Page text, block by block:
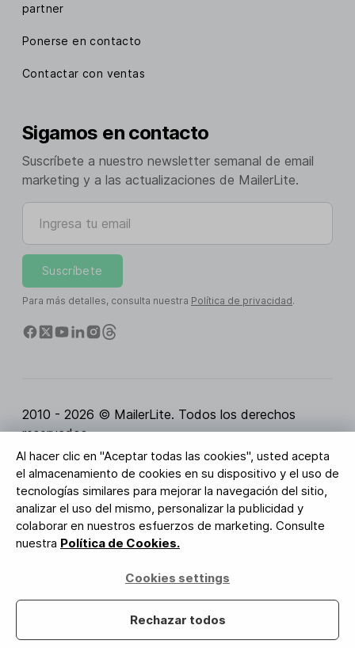
Al hacer clic en "Aceptar todas las cookies", usted acepta
el almacenamiento de cookies en su dispositivo y el uso de
tecnologías similares para mejorar la navegación del sitio,
analizar el uso del mismo, personalizar la publicidad y
colaborar en nuestros esfuerzos de marketing. Consulte
nuestra Política de Cookies.
Cookies settings
Rechazar todos
partner
Ponerse en contacto
Contactar con ventas
Sigamos en contacto
Suscríbete a nuestro newsletter semanal de email
marketing y a las actualizaciones de MailerLite.
Ingresa tu email
Suscríbete
Para más detalles, consulta nuestra Política de privacidad.
2010 - 2026 © MailerLite. Todos los derechos
reservados.
Condiciones del servicio
Política de privacidad
Página de Confianza
Configuración de cookies
Activos de marca
BUREAU VERITAS
Certificación ISO 27001
Conformidad con el RGPD